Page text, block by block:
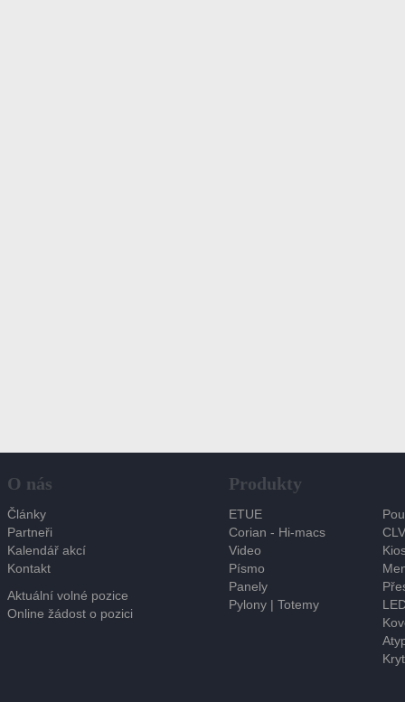
O nás
Články
Partneři
Kalendář akcí
Kontakt
Aktuální volné pozice
Online žádost o pozici
Produkty
ETUE
Corian - Hi-macs
Video
Písmo
Panely
Pylony | Totemy